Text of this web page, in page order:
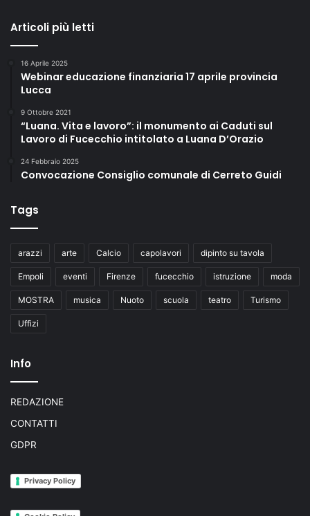
Articoli più letti
16 Aprile 2025
Webinar educazione finanziaria 17 aprile provincia
Lucca
9 Ottobre 2021
“Luana. Vita e lavoro”: il monumento ai Caduti sul
Lavoro di Fucecchio intitolato a Luana D’Orazio
24 Febbraio 2025
Convocazione Consiglio comunale di Cerreto Guidi
Tags
arazzi arte Calcio capolavori dipinto su tavola
Empoli eventi Firenze fucecchio istruzione moda
MOSTRA musica Nuoto scuola teatro Turismo
Uffizi
Info
REDAZIONE
CONTATTI
GDPR
Privacy Policy